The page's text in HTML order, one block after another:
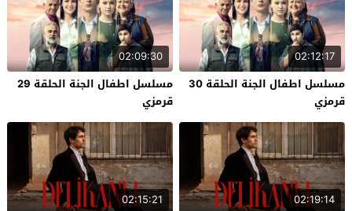
02:12:17
مسلسل اطفال الجنة الحلقة 30
قرمزي
02:09:30
مسلسل اطفال الجنة الحلقة 29
قرمزي
02:19:14
02:15:21